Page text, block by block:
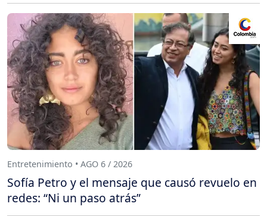
Entretenimiento • AGO 6 / 2026
Sofía Petro y el mensaje que causó revuelo en
redes: “Ni un paso atrás”